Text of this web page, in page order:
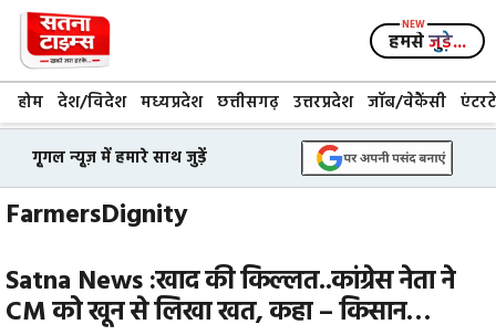
Skip
content
हमसेजुड़े...
होम देश/विदेश मध्यप्रदेश छत्तीसगढ़ उत्तरप्रदेश जॉब/वेकैंसी
गूगल न्यूज़ में हमारे साथ जुड़ें
FarmersDignity
Satna News :खाद की किल्लत..कांग्रेस नेता ने
CM को खून से लिखा खत, कहा – किसान…